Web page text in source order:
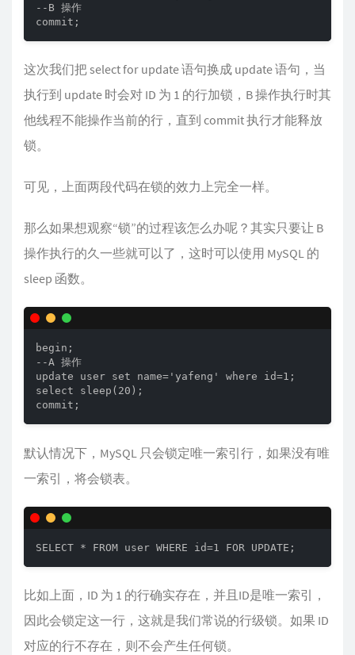
--B 操作
commit;
这次我们把 select for update 语句换成 update 语句，当
执行到 update 时会对 ID 为 1 的行加锁，B 操作执行时其
他线程不能操作当前的行，直到 commit 执行才能释放
锁。
可见，上面两段代码在锁的效力上完全一样。
那么如果想观察“锁”的过程该怎么办呢？其实只要让 B
操作执行的久一些就可以了，这时可以使用 MySQL 的
sleep 函数。
begin;
--A 操作
update user set name='yafeng' where id=1;
select sleep(20);
commit;
默认情况下，MySQL 只会锁定唯一索引行，如果没有唯
一索引，将会锁表。
SELECT * FROM user WHERE id=1 FOR UPDATE;
比如上面，ID 为 1 的行确实存在，并且ID是唯一索引，
因此会锁定这一行，这就是我们常说的行级锁。如果 ID
对应的行不存在，则不会产生任何锁。